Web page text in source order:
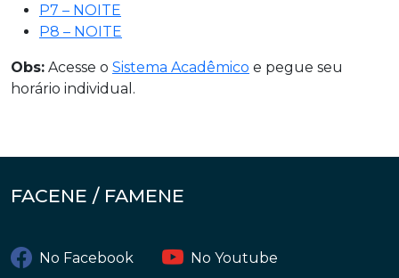
P7 – NOITE
P8 – NOITE
Obs: Acesse o Sistema Acadêmico e pegue seu
horário individual.
FACENE / FAMENE
No Facebook No Youtube